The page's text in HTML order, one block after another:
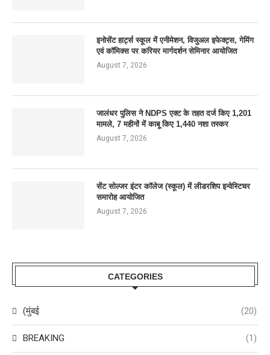
इनोसेंट हार्ट्स स्कूल में एनीमेशन, विजुअल इफेक्ट्स, गेमिंग
एवं कॉमिक्स पर करियर मार्गदर्शन सेमिनार आयोजित
August 7, 2026
जालंधर पुलिस ने NDPS एक्ट के तहत दर्ज किए 1,201
मामले, 7 महीनों में काबू किए 1,440 नशा तस्कर
August 7, 2026
सेंट सोल्जर इंटर कॉलेज (स्कूल) में लीडरशिप इन्वेस्टिचर
समारोह आयोजित
August 7, 2026
CATEGORIES
(मुंबई (20)
BREAKING (1)